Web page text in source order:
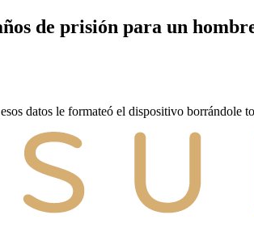
de prisión para un
datos le formateó el dispositivo borrándole